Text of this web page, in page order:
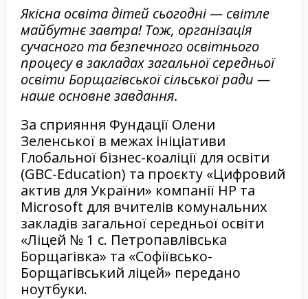
Якісна освіта дітей сьогодні — світле
майбутнє завтра! Тож, організація
сучасного та безпечного освітнього
процесу в закладах загальної середньої
освіти Борщагівської сільської ради —
наше основне завдання.
За сприяння Фундації Олени
Зеленської в межах ініціативи
Глобальної бізнес-коаліції для освіти
(GBC-Education) та проєкту «Цифровий
актив для України» компанії HP та
Microsoft для вчителів комунальних
закладів загальної середньої освіти
«Ліцей № 1 с. Петропавлівська
Борщагівка» та «Софіївсько-
Борщагівський ліцей» передано
ноутбуки.